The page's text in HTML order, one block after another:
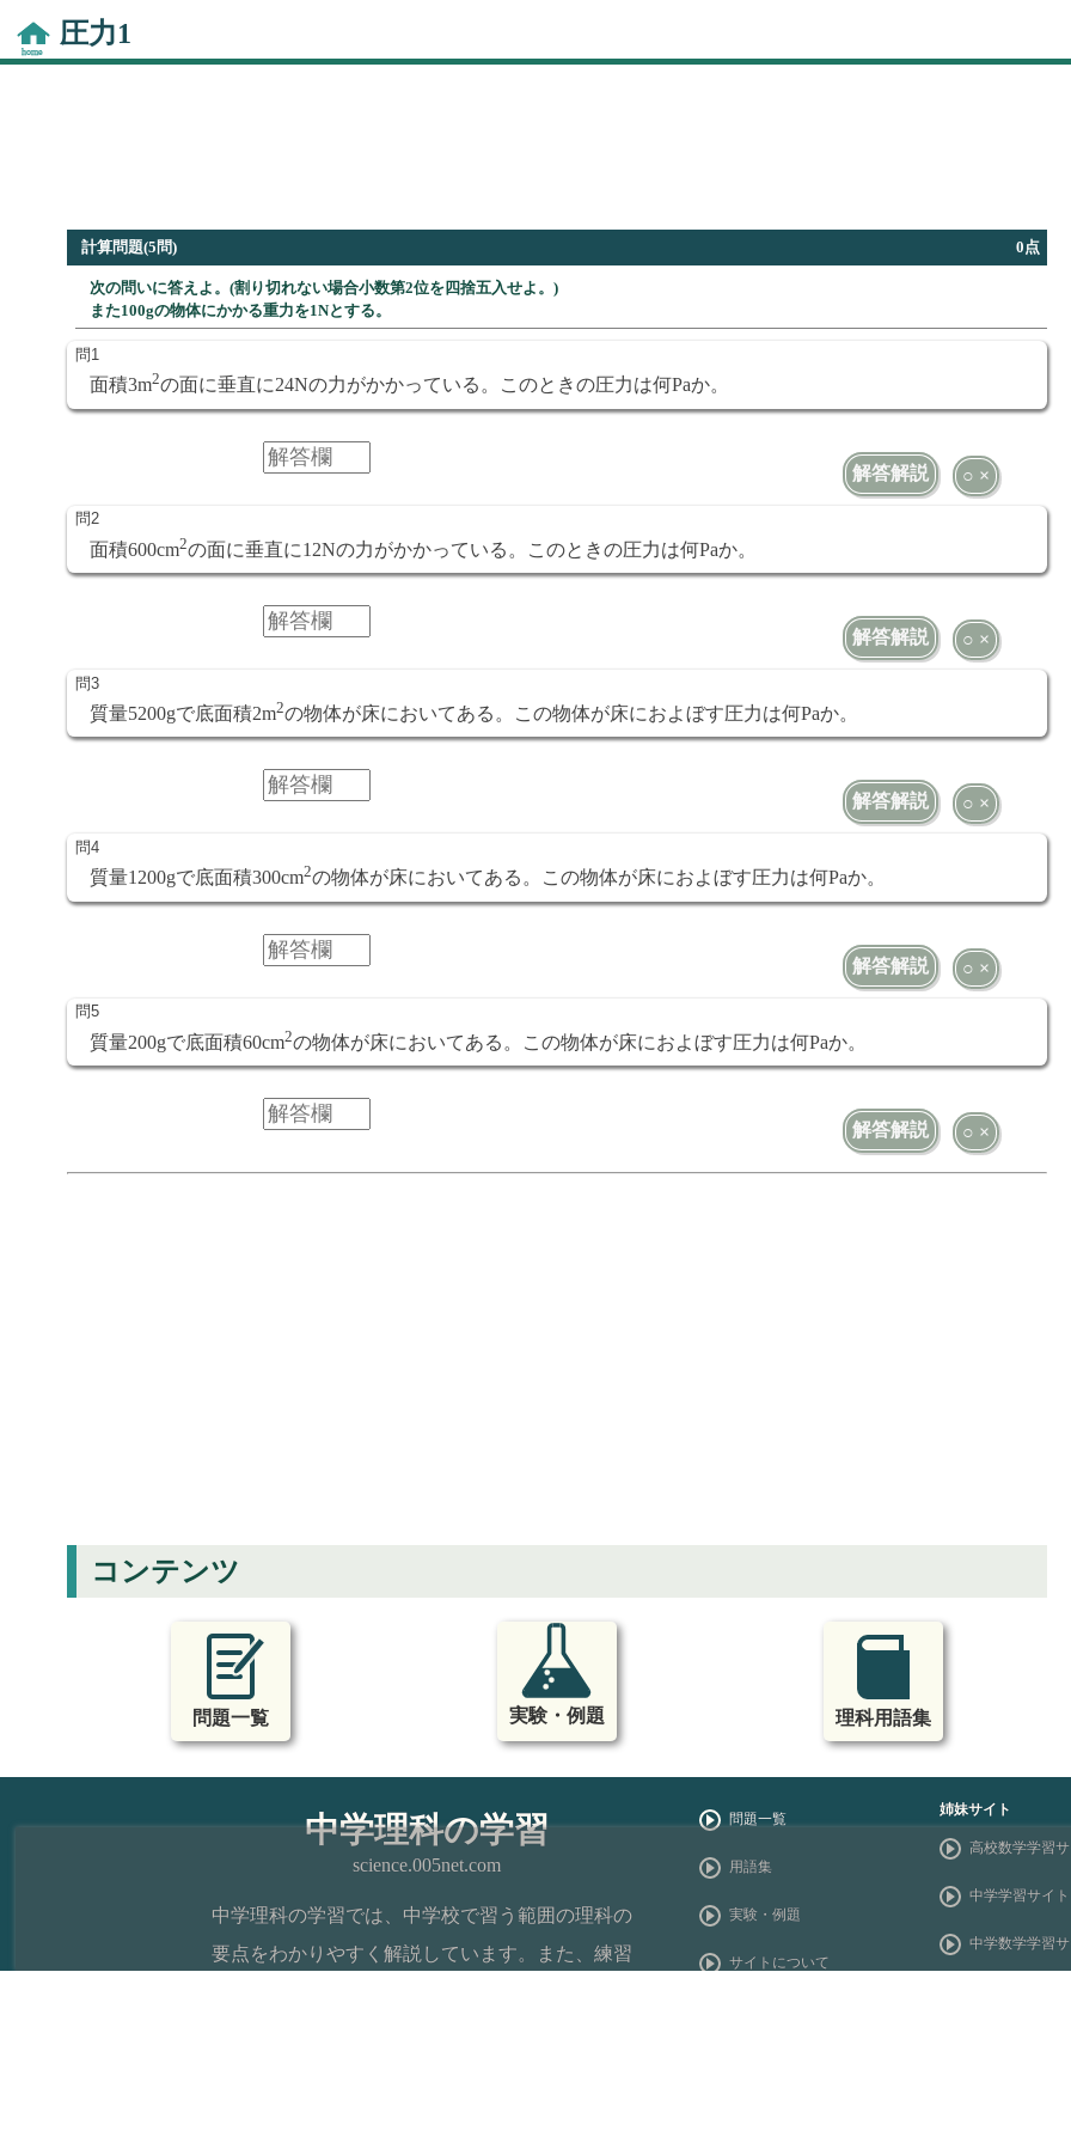
圧力1
計算問題(5問) 0点
次の問いに答えよ。(割り切れない場合小数第2位を四捨五入せよ。)
また100gの物体にかかる重力を1Nとする。
面積3m2の面に垂直に24Nの力がかかっている。このときの圧力は何Paか。
解答解説 ○ ×
面積600cm2の面に垂直に12Nの力がかかっている。このときの圧力は何Paか。
解答解説 ○ ×
質量5200gで底面積2m2の物体が床においてある。この物体が床におよぼす圧力は何Paか。
解答解説 ○ ×
質量1200gで底面積300cm2の物体が床においてある。この物体が床におよぼす圧力は何Paか。
解答解説 ○ ×
質量200gで底面積60cm2の物体が床においてある。この物体が床におよぼす圧力は何Paか。
解答解説 ○ ×
コンテンツ
問題一覧 実験・例題 理科用語集
中学理科の学習
science.005net.com
中学理科の学習では、中学校で習う範囲の理科の
要点をわかりやすく解説しています。また、練習
問題一覧
用語集
実験・例題
サイトについて
姉妹サイト
高校数学学習サ
中学学習サイト
中学数学学習サ